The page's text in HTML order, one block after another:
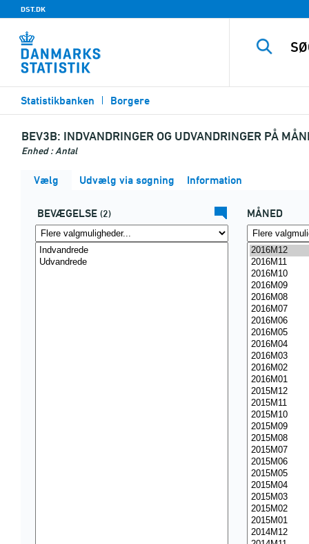
DST.DK
Statistikbanken Borgere
BEV3B: INDVANDRINGER OG UDVANDRINGER PÅ
Enhed : Antal
Vælg Udvælg via søgning Information
BEVÆGELSE (2) MÅNED